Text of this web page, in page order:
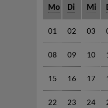
Mo Di Mi
01 02 03
08 09 10
15 16 17
22 23 24